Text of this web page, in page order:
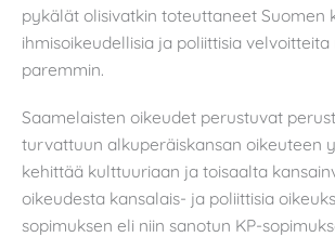
pykälät olisivatkin toteuttaneet Suomen
ihmisoikeudellisia ja poliittisia
paremmin.
Saamelaisten oikeudet perustuvat
turvattuun alkuperäiskansan oikeuteen
kehittää kulttuuriaan ja toisaalta
oikeudesta kansalais- ja poliittisia
sopimuksen eli niin sanotun KP-